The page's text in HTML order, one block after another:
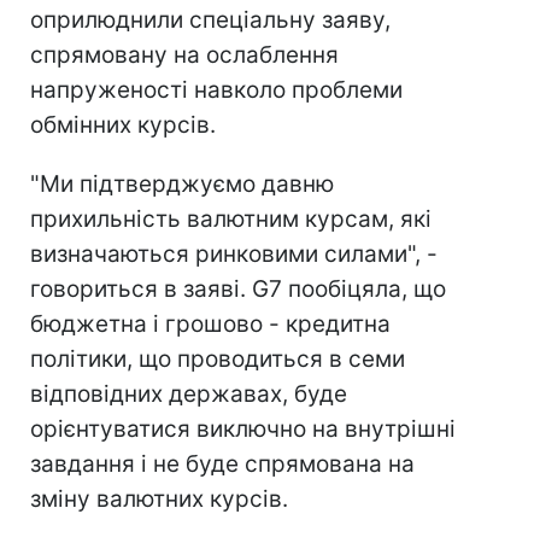
оприлюднили спеціальну заяву,
спрямовану на ослаблення
напруженості навколо проблеми
обмінних курсів.
"Ми підтверджуємо давню
прихильність валютним курсам, які
визначаються ринковими силами", -
говориться в заяві. G7 пообіцяла, що
бюджетна і грошово - кредитна
політики, що проводиться в семи
відповідних державах, буде
орієнтуватися виключно на внутрішні
завдання і не буде спрямована на
зміну валютних курсів.